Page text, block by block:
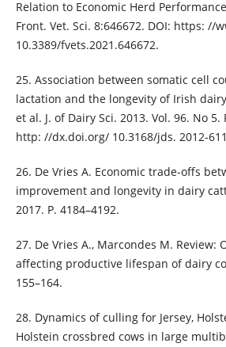
Relation to Economic Herd
Front. Vet. Sci. 8:646672. DOI: https: //
10.3389/fvets.2021.646672.
25. Association between somatic cell
lactation and the longevity of Irish
et al. J. of Dairy Sci. 2013. Vol. 96. No 5.
http: //dx.doi.org/ 10.3168/jds. 2012-
26. De Vries A. Economic trade-offs
improvement and longevity in dairy
2017. P. 4184–4192.
27. De Vries A., Marcondes M. Review:
affecting productive lifespan of dairy
155–164.
28. Dynamics of culling for Jersey,
Holstein crossbred cows in large